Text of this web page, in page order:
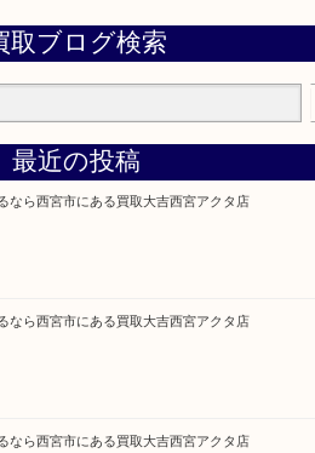
きない時・重い時、まとめ
さいませ。
来てよかった！』
精一杯のご案内をいたします
一同、心からお待ちしており